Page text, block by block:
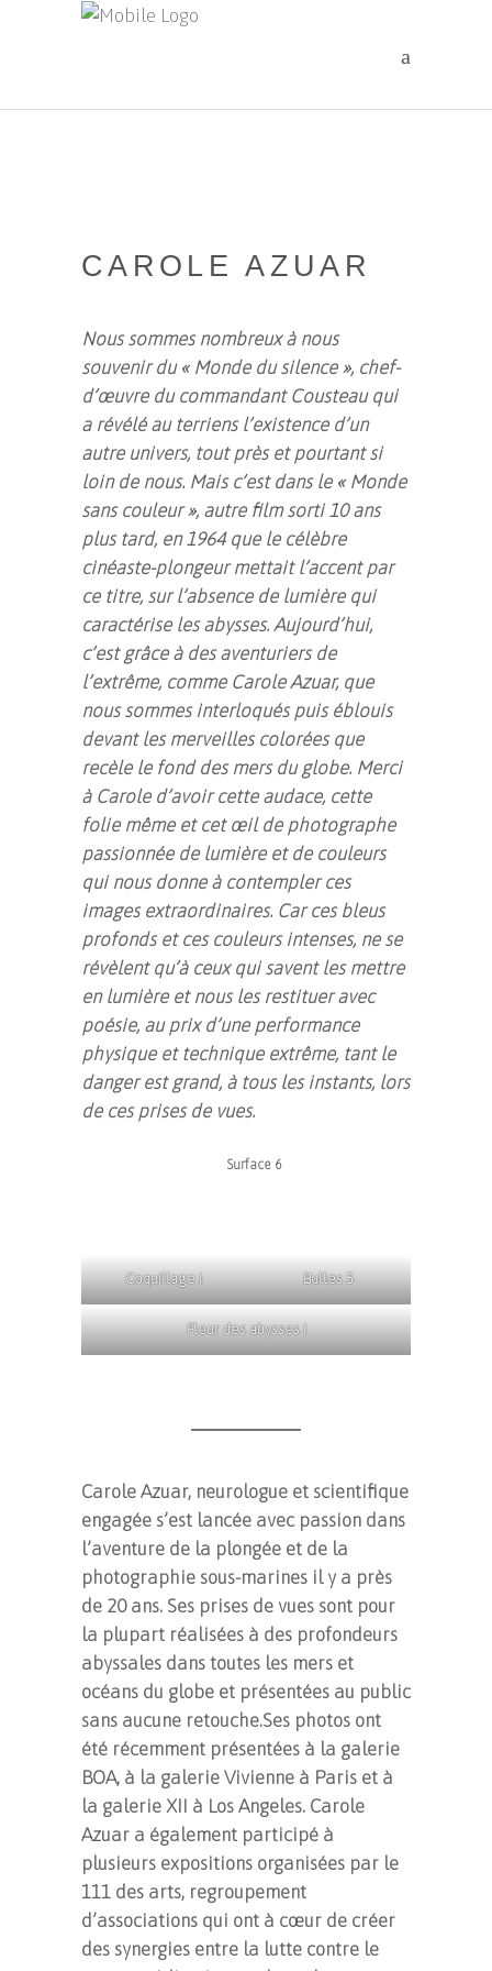
CAROLE AZUAR
Nous sommes nombreux à nous
souvenir du « Monde du silence », chef-
d’œuvre du commandant Cousteau qui
a révélé au terriens l’existence d’un
autre univers, tout près et pourtant si
loin de nous. Mais c’est dans le « Monde
sans couleur », autre film sorti 10 ans
plus tard, en 1964 que le célèbre
cinéaste-plongeur mettait l’accent par
ce titre, sur l’absence de lumière qui
caractérise les abysses. Aujourd’hui,
c’est grâce à des aventuriers de
l’extrême, comme Carole Azuar, que
nous sommes interloqués puis éblouis
devant les merveilles colorées que
recèle le fond des mers du globe. Merci
à Carole d’avoir cette audace, cette
folie même et cet œil de photographe
passionnée de lumière et de couleurs
qui nous donne à contempler ces
images extraordinaires. Car ces bleus
profonds et ces couleurs intenses, ne se
révèlent qu’à ceux qui savent les mettre
en lumière et nous les restituer avec
poésie, au prix d’une performance
physique et technique extrême, tant le
danger est grand, à tous les instants, lors
de ces prises de vues.
Surface 6
Coquillage I Bulles 5
Fleur des abysses I
Carole Azuar, neurologue et scientifique
engagée s’est lancée avec passion dans
l’aventure de la plongée et de la
photographie sous-marines il y a près
de 20 ans. Ses prises de vues sont pour
la plupart réalisées à des profondeurs
abyssales dans toutes les mers et
océans du globe et présentées au public
sans aucune retouche.Ses photos ont
été récemment présentées à la galerie
BOA, à la galerie Vivienne à Paris et à
la galerie XII à Los Angeles. Carole
Azuar a également participé à
plusieurs expositions organisées par le
111 des arts, regroupement
d’associations qui ont à cœur de créer
des synergies entre la lutte contre le